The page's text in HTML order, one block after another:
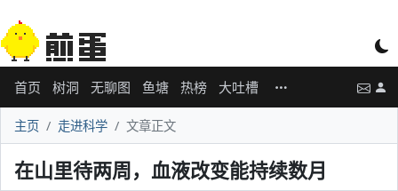
首页 树洞 无聊图 鱼塘 热榜 大吐槽
主页 走进科学 文章正文
在山里待两周，血液改变能持续数月